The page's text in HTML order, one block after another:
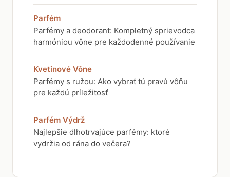
Parfém
Parfémy a deodorant: Kompletný sprievodca
harmóniou vône pre každodenné používanie
Kvetinové Vône
Parfémy s ružou: Ako vybrať tú pravú vôňu
pre každú príležitosť
Parfém Výdrž
Najlepšie dlhotrvajúce parfémy: ktoré
vydržia od rána do večera?